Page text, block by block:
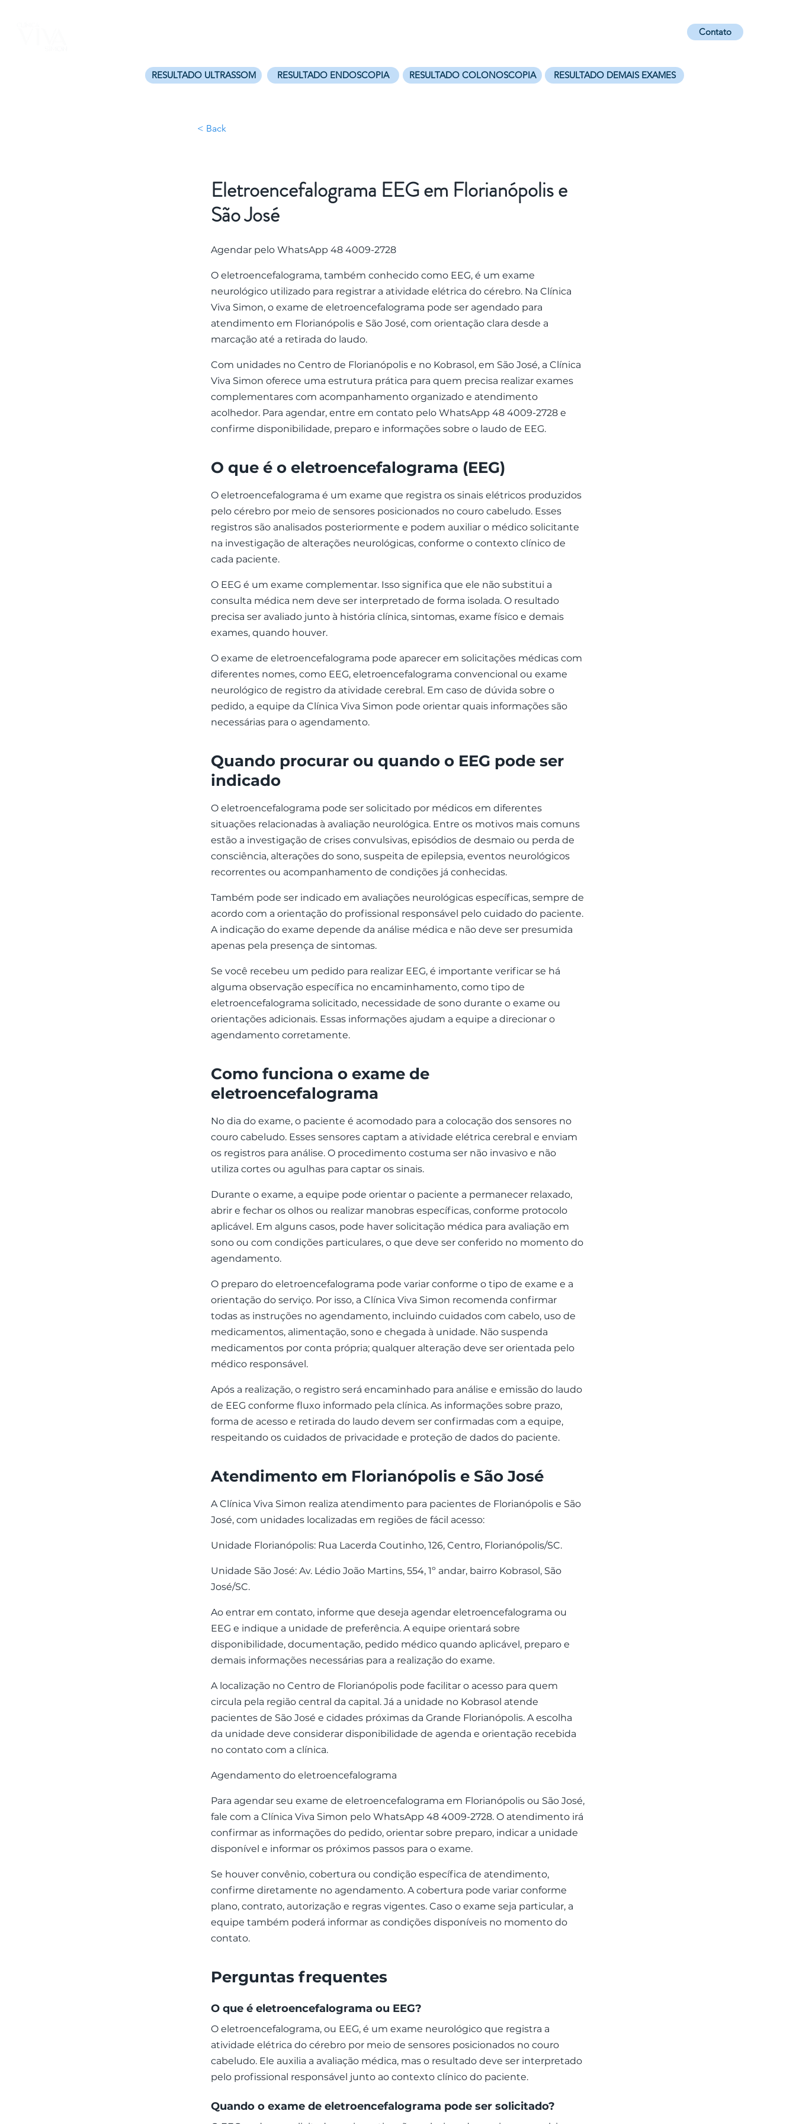
Contato
RESULTADO ULTRASSOM RESULTADO ENDOSCOPIA RESULTADO COLONOSCOPIA RESULTADO DEMAIS EXAMES
< Back
Eletroencefalograma EEG em Florianópolis e
São José
Agendar pelo WhatsApp 48 4009-2728
O eletroencefalograma, também conhecido como EEG, é um exame
neurológico utilizado para registrar a atividade elétrica do cérebro. Na Clínica
Viva Simon, o exame de eletroencefalograma pode ser agendado para
atendimento em Florianópolis e São José, com orientação clara desde a
marcação até a retirada do laudo.
Com unidades no Centro de Florianópolis e no Kobrasol, em São José, a Clínica
Viva Simon oferece uma estrutura prática para quem precisa realizar exames
complementares com acompanhamento organizado e atendimento
acolhedor. Para agendar, entre em contato pelo WhatsApp 48 4009-2728 e
confirme disponibilidade, preparo e informações sobre o laudo de EEG.
O que é o eletroencefalograma (EEG)
O eletroencefalograma é um exame que registra os sinais elétricos produzidos
pelo cérebro por meio de sensores posicionados no couro cabeludo. Esses
registros são analisados posteriormente e podem auxiliar o médico solicitante
na investigação de alterações neurológicas, conforme o contexto clínico de
cada paciente.
O EEG é um exame complementar. Isso significa que ele não substitui a
consulta médica nem deve ser interpretado de forma isolada. O resultado
precisa ser avaliado junto à história clínica, sintomas, exame físico e demais
exames, quando houver.
O exame de eletroencefalograma pode aparecer em solicitações médicas com
diferentes nomes, como EEG, eletroencefalograma convencional ou exame
neurológico de registro da atividade cerebral. Em caso de dúvida sobre o
pedido, a equipe da Clínica Viva Simon pode orientar quais informações são
necessárias para o agendamento.
Quando procurar ou quando o EEG pode ser
indicado
O eletroencefalograma pode ser solicitado por médicos em diferentes
situações relacionadas à avaliação neurológica. Entre os motivos mais comuns
estão a investigação de crises convulsivas, episódios de desmaio ou perda de
consciência, alterações do sono, suspeita de epilepsia, eventos neurológicos
recorrentes ou acompanhamento de condições já conhecidas.
Também pode ser indicado em avaliações neurológicas específicas, sempre de
acordo com a orientação do profissional responsável pelo cuidado do paciente.
A indicação do exame depende da análise médica e não deve ser presumida
apenas pela presença de sintomas.
Se você recebeu um pedido para realizar EEG, é importante verificar se há
alguma observação específica no encaminhamento, como tipo de
eletroencefalograma solicitado, necessidade de sono durante o exame ou
orientações adicionais. Essas informações ajudam a equipe a direcionar o
agendamento corretamente.
Como funciona o exame de
eletroencefalograma
No dia do exame, o paciente é acomodado para a colocação dos sensores no
couro cabeludo. Esses sensores captam a atividade elétrica cerebral e enviam
os registros para análise. O procedimento costuma ser não invasivo e não
utiliza cortes ou agulhas para captar os sinais.
Durante o exame, a equipe pode orientar o paciente a permanecer relaxado,
abrir e fechar os olhos ou realizar manobras específicas, conforme protocolo
aplicável. Em alguns casos, pode haver solicitação médica para avaliação em
sono ou com condições particulares, o que deve ser conferido no momento do
agendamento.
O preparo do eletroencefalograma pode variar conforme o tipo de exame e a
orientação do serviço. Por isso, a Clínica Viva Simon recomenda confirmar
todas as instruções no agendamento, incluindo cuidados com cabelo, uso de
medicamentos, alimentação, sono e chegada à unidade. Não suspenda
medicamentos por conta própria; qualquer alteração deve ser orientada pelo
médico responsável.
Após a realização, o registro será encaminhado para análise e emissão do laudo
de EEG conforme fluxo informado pela clínica. As informações sobre prazo,
forma de acesso e retirada do laudo devem ser confirmadas com a equipe,
respeitando os cuidados de privacidade e proteção de dados do paciente.
Atendimento em Florianópolis e São José
A Clínica Viva Simon realiza atendimento para pacientes de Florianópolis e São
José, com unidades localizadas em regiões de fácil acesso:
Unidade Florianópolis: Rua Lacerda Coutinho, 126, Centro, Florianópolis/SC.
Unidade São José: Av. Lédio João Martins, 554, 1º andar, bairro Kobrasol, São
José/SC.
Ao entrar em contato, informe que deseja agendar eletroencefalograma ou
EEG e indique a unidade de preferência. A equipe orientará sobre
disponibilidade, documentação, pedido médico quando aplicável, preparo e
demais informações necessárias para a realização do exame.
A localização no Centro de Florianópolis pode facilitar o acesso para quem
circula pela região central da capital. Já a unidade no Kobrasol atende
pacientes de São José e cidades próximas da Grande Florianópolis. A escolha
da unidade deve considerar disponibilidade de agenda e orientação recebida
no contato com a clínica.
Agendamento do eletroencefalograma
Para agendar seu exame de eletroencefalograma em Florianópolis ou São José,
fale com a Clínica Viva Simon pelo WhatsApp 48 4009-2728. O atendimento irá
confirmar as informações do pedido, orientar sobre preparo, indicar a unidade
disponível e informar os próximos passos para o exame.
Se houver convênio, cobertura ou condição específica de atendimento,
confirme diretamente no agendamento. A cobertura pode variar conforme
plano, contrato, autorização e regras vigentes. Caso o exame seja particular, a
equipe também poderá informar as condições disponíveis no momento do
contato.
Perguntas frequentes
O que é eletroencefalograma ou EEG?
O eletroencefalograma, ou EEG, é um exame neurológico que registra a
atividade elétrica do cérebro por meio de sensores posicionados no couro
cabeludo. Ele auxilia a avaliação médica, mas o resultado deve ser interpretado
pelo profissional responsável junto ao contexto clínico do paciente.
Quando o exame de eletroencefalograma pode ser solicitado?